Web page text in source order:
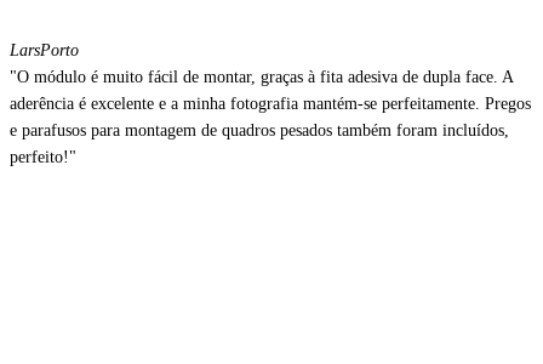
LarsPorto
"O módulo é muito fácil de montar, graças à fita adesiva de dupla face. A
aderência é excelente e a minha fotografia mantém-se perfeitamente. Pregos
e parafusos para montagem de quadros pesados também foram incluídos,
perfeito!"